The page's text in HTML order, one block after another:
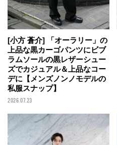
[小方 蒼介] 「オーラリー」の
上品な黒カーゴパンツにビブ
ラムソールの黒レザーシュー
ズでカジュアル＆上品なコー
デに【メンズノンノモデルの
私服スナップ】
2026.07.23